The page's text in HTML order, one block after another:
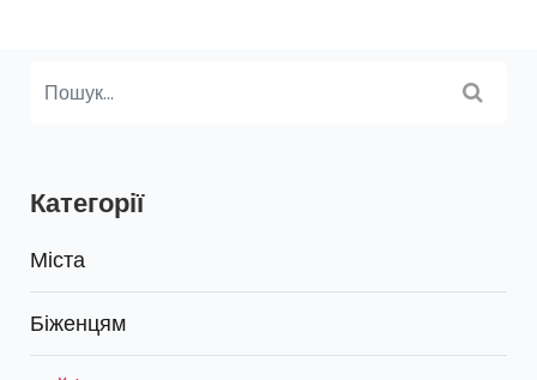
Категорії
Міста
Біженцям